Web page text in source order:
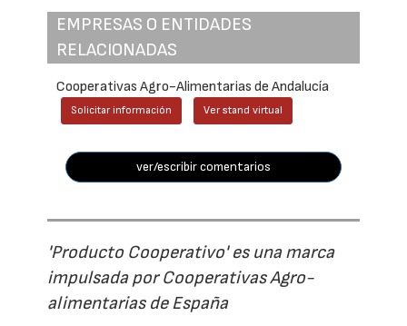
EMPRESAS O ENTIDADES
RELACIONADAS
Cooperativas Agro-Alimentarias de Andalucía
Solicitar información Ver stand virtual
ver/escribir comentarios
'Producto Cooperativo' es una marca
impulsada por Cooperativas Agro-
alimentarias de España